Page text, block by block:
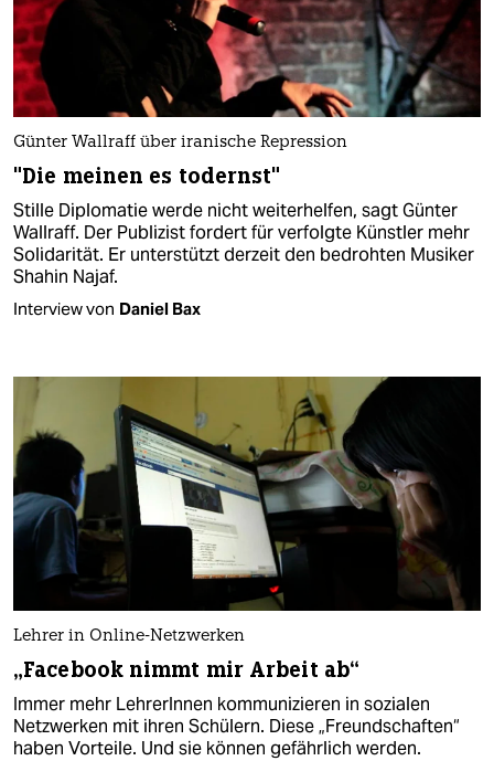
Günter Wallraff über iranische Repression
"Die meinen es todernst"
Stille Diplomatie werde nicht weiterhelfen, sagt Günter
Wallraff. Der Publizist fordert für verfolgte Künstler mehr
Solidarität. Er unterstützt derzeit den bedrohten Musiker
Shahin Najaf.
Interview von Daniel Bax
Lehrer in Online-Netzwerken
„Facebook nimmt mir Arbeit ab“
Immer mehr LehrerInnen kommunizieren in sozialen
Netzwerken mit ihren Schülern. Diese „Freundschaften“
haben Vorteile. Und sie können gefährlich werden.